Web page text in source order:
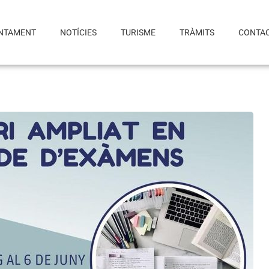
NOTÍCIES TURISME TRÀMITS